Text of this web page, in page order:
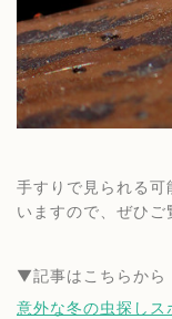
手すりで見られる可
いますので、ぜひご
▼記事はこちらから
意外な冬の虫探し